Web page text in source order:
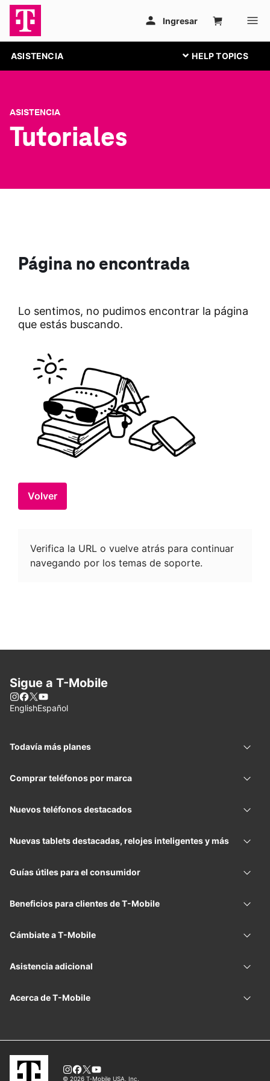
ASISTENCIA
ASISTENCIA
Tutoriales